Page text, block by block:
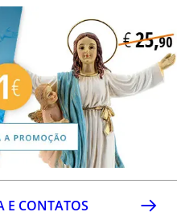
E CONTATOS